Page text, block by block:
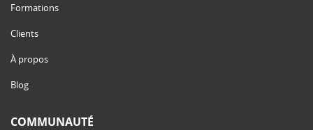
Formations
Clients
À propos
Blog
COMMUNAUTÉ